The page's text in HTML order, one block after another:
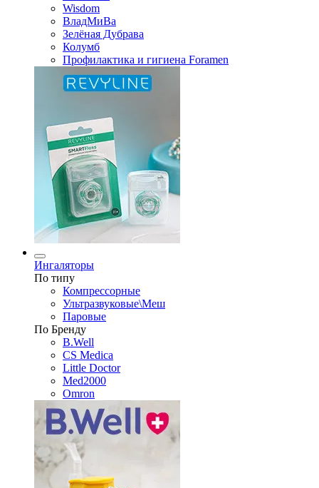
Wisdom
ВладМиВа
Зелёная Дубрава
Колумб
Профилактика и гигиена Foramen
Ингаляторы
По типу
Компрессорные
Ультразвуковые\Меш
Паровые
По Бренду
B.Well
CS Medica
Little Doctor
Med2000
Omron